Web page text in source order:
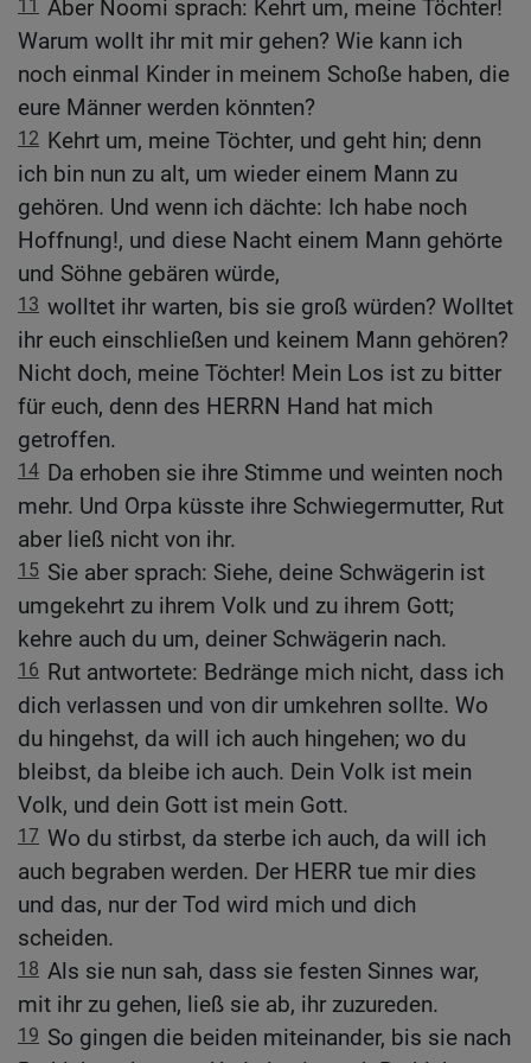
11
Aber Noomi sprach: Kehrt um, meine Töchter!
Warum wollt ihr mit mir gehen? Wie kann ich
noch einmal Kinder in meinem Schoße haben, die
eure Männer werden könnten?
12 Kehrt um, meine Töchter, und geht hin; denn
ich bin nun zu alt, um wieder einem Mann zu
gehören. Und wenn ich dächte: Ich habe noch
Hoffnung!, und diese Nacht einem Mann gehörte
und Söhne gebären würde,
13 wolltet ihr warten, bis sie groß würden? Wolltet
ihr euch einschließen und keinem Mann gehören?
Nicht doch, meine Töchter! Mein Los ist zu bitter
für euch, denn des HERRN Hand hat mich
getroffen.
14 Da erhoben sie ihre Stimme und weinten noch
mehr. Und Orpa küsste ihre Schwiegermutter, Rut
aber ließ nicht von ihr.
15 Sie aber sprach: Siehe, deine Schwägerin ist
umgekehrt zu ihrem Volk und zu ihrem Gott;
kehre auch du um, deiner Schwägerin nach.
16 Rut antwortete: Bedränge mich nicht, dass ich
dich verlassen und von dir umkehren sollte. Wo
du hingehst, da will ich auch hingehen; wo du
bleibst, da bleibe ich auch. Dein Volk ist mein
Volk, und dein Gott ist mein Gott.
17 Wo du stirbst, da sterbe ich auch, da will ich
auch begraben werden. Der HERR tue mir dies
und das, nur der Tod wird mich und dich
scheiden.
18 Als sie nun sah, dass sie festen Sinnes war,
mit ihr zu gehen, ließ sie ab, ihr zuzureden.
19 So gingen die beiden miteinander, bis sie nach